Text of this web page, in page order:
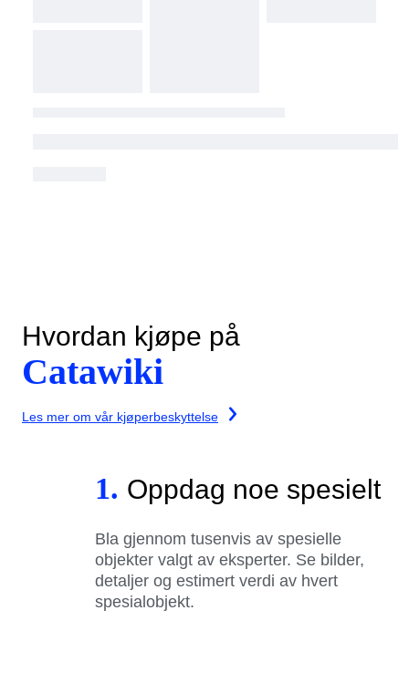
Hvordan kjøpe på
Catawiki
Les mer om vår kjøperbeskyttelse
1. Oppdag noe spesielt
Bla gjennom tusenvis av spesielle
objekter valgt av eksperter. Se bilder,
detaljer og estimert verdi av hvert
spesialobjekt.